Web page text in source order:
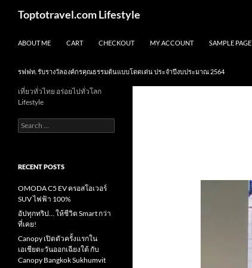
Toptotravel.com Lifestyle
ABOUT ME CART CHECKOUT MY ACCOUNT SAMPLE PAGE
รฟฟท. รับรางวัลองค์กรคุณธรรมต้นแบบโดดเด่น ประจำปีงบประมาณ 2564
เที่ยวทั่วไทย อร่อยไปทั่วโลก
Lifestyle
Search
for:
RECENT POSTS
OMODA C5 EV ครอสโอเวอร์
SUV ไฟฟ้า 100%
อัปทุกทริป… ให้ชีวิต Smart กว่า
ที่เคย!
Canopy เปิดตัวครั้งแรกใน
เอเชียตะวันออกเฉียงใต้ กับ
Canopy Bangkok Sukhumvit